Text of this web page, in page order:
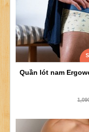
Quần lót nam